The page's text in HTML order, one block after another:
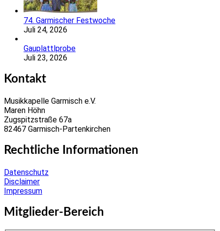
74. Garmischer Festwoche
Juli 24, 2026
Gauplattlprobe
Juli 23, 2026
Kontakt
Musikkapelle Garmisch e.V.
Maren Höhn
Zugspitzstraße 67a
82467 Garmisch-Partenkirchen
Rechtliche Informationen
Datenschutz
Disclaimer
Impressum
Mitglieder-Bereich